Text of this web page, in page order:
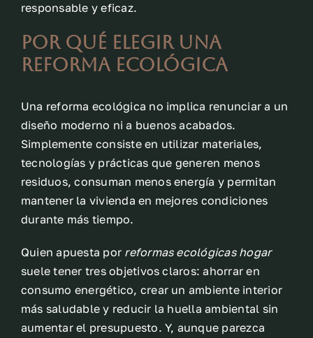
responsable y eficaz.
Por qué elegir una
reforma ecológica
Una reforma ecológica no implica renunciar a un
diseño moderno ni a buenos acabados.
Simplemente consiste en utilizar materiales,
tecnologías y prácticas que generen menos
residuos, consuman menos energía y permitan
mantener la vivienda en mejores condiciones
durante más tiempo.
Quien apuesta por reformas ecológicas hogar
suele tener tres objetivos claros: ahorrar en
consumo energético, crear un ambiente interior
más saludable y reducir la huella ambiental sin
aumentar el presupuesto. Y, aunque parezca